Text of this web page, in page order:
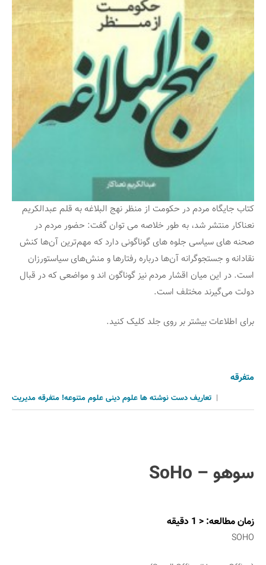
کتاب جایگاه مردم در حکومت از منظر نهج البلاغه به قلم عبدالکریم
نعناکار منتشر شد، به طور خلاصه می توان گفت: حضور مردم در
صحنه های سیاسی جلوه های گوناگونی دارد که مهم‌ترین آن‌ها کنش
نقادانه و جستجوگرانه آن‌ها درباره رفتارها و منش‌های سیاست‏ورزان
است. در این میان اقشار مردم نیز گوناگون ‏اند و مواضعی که در قبال
دولت می‌گیرند مختلف است.
برای اطلاعات بیشتر بر روی جلد کلیک کنید.
متفرقه
| تعاریف دست نوشته ها علوم دینی علوم متنوعه! متفرقه مدیریت
سوهو – SoHo
زمان مطالعه: < 1 دقیقه
SOHO